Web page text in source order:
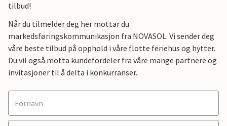
tilbud!
Når du tilmelder deg her mottar du
markedsføringskommunikasjon fra NOVASOL. Vi sender deg
våre beste tilbud på opphold i våre flotte feriehus og hytter.
Du vil også motta kundefordeler fra våre mange partnere og
invitasjoner til å delta i konkurranser.